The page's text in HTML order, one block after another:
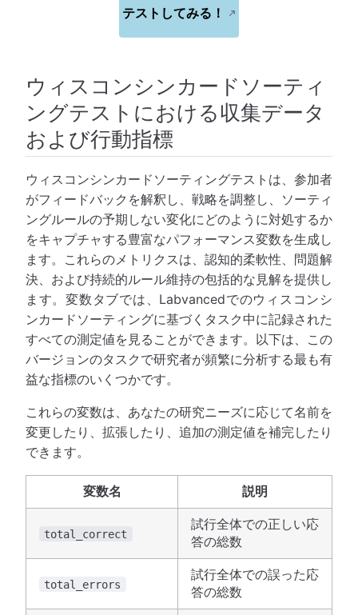
テストしてみる！
ウィスコンシンカードソーティ
ングテストにおける収集データ
および行動指標
ウィスコンシンカードソーティングテストは、参加者
がフィードバックを解釈し、戦略を調整し、ソーティ
ングルールの予期しない変化にどのように対処するか
をキャプチャする豊富なパフォーマンス変数を生成し
ます。これらのメトリクスは、認知的柔軟性、問題解
決、および持続的ルール維持の包括的な見解を提供し
ます。変数タブでは、Labvancedでのウィスコンシ
ンカードソーティングに基づくタスク中に記録された
すべての測定値を見ることができます。以下は、この
バージョンのタスクで研究者が頻繁に分析する最も有
益な指標のいくつかです。
これらの変数は、あなたの研究ニーズに応じて名前を
変更したり、拡張したり、追加の測定値を補完したり
できます。
変数名 説明
total_correct
試行全体での正しい応
答の総数
total_errors
試行全体での誤った応
答の総数